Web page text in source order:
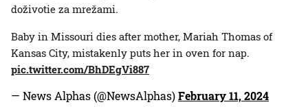
doživotie za mrežami.
Baby in Missouri dies after mother, Mariah Thomas of
Kansas City, mistakenly puts her in oven for nap.
pic.twitter.com/BhDEgVi887
— News Alphas (@NewsAlphas)February 11, 2024